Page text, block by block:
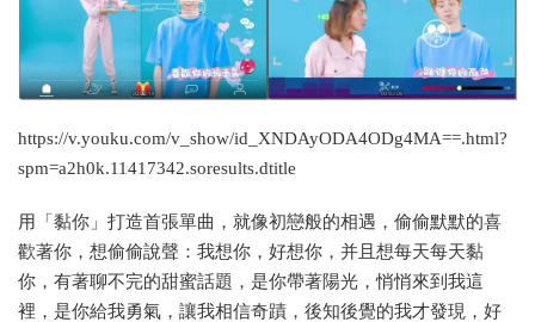
https://v.youku.com/v_show/id_XNDAyODA4ODg4MA==.html?
spm=a2h0k.11417342.soresults.dtitle
用「黏你」打造首張單曲，就像初戀般的相遇，偷偷默默的喜
歡著你，想偷偷說聲：我想你，好想你，并且想每天每天黏
你，有著聊不完的甜蜜話題，是你帶著陽光，悄悄來到我這
裡，是你給我勇氣，讓我相信奇蹟，後知後覺的我才發現，好